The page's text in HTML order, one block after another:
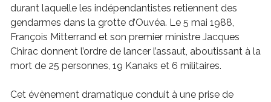
durant laquelle les indépendantistes retiennent des
gendarmes dans la grotte d’Ouvéa. Le 5 mai 1988,
François Mitterrand et son premier ministre Jacques
Chirac donnent l’ordre de lancer l’assaut, aboutissant à la
mort de 25 personnes, 19 Kanaks et 6 militaires.
Cet évènement dramatique conduit à une prise de